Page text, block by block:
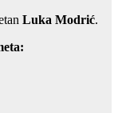
Luka Modrić.